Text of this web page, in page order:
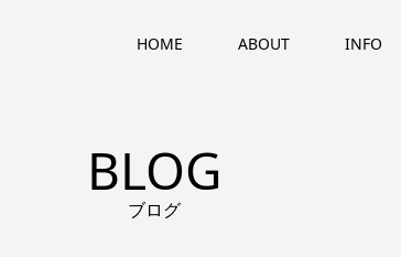
HOME ABOUT INFO
BLOG
ブログ